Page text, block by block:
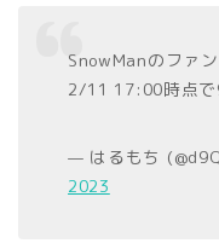
SnowManのファ
2/11 17:00時点で
— はるもち
2023